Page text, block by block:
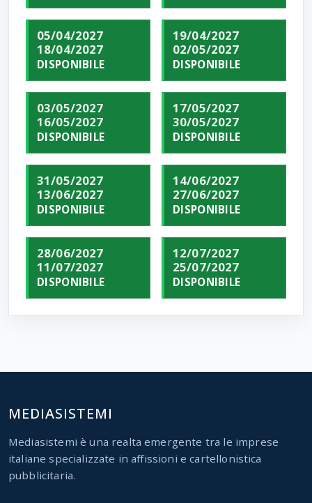
05/04/2027
18/04/2027
DISPONIBILE
19/04/2027
02/05/2027
DISPONIBILE
03/05/2027
16/05/2027
DISPONIBILE
17/05/2027
30/05/2027
DISPONIBILE
31/05/2027
13/06/2027
DISPONIBILE
14/06/2027
27/06/2027
DISPONIBILE
28/06/2027
11/07/2027
DISPONIBILE
12/07/2027
25/07/2027
DISPONIBILE
MEDIASISTEMI
Mediasistemi è una realta emergente tra le imprese
italiane specializzate in affissioni e cartellonistica
pubblicitaria.